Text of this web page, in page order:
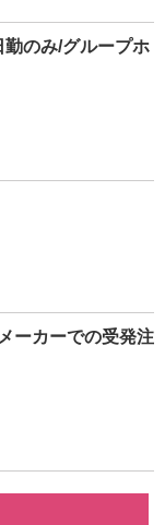
勤のみ/グループホ
ーカーでの受発注